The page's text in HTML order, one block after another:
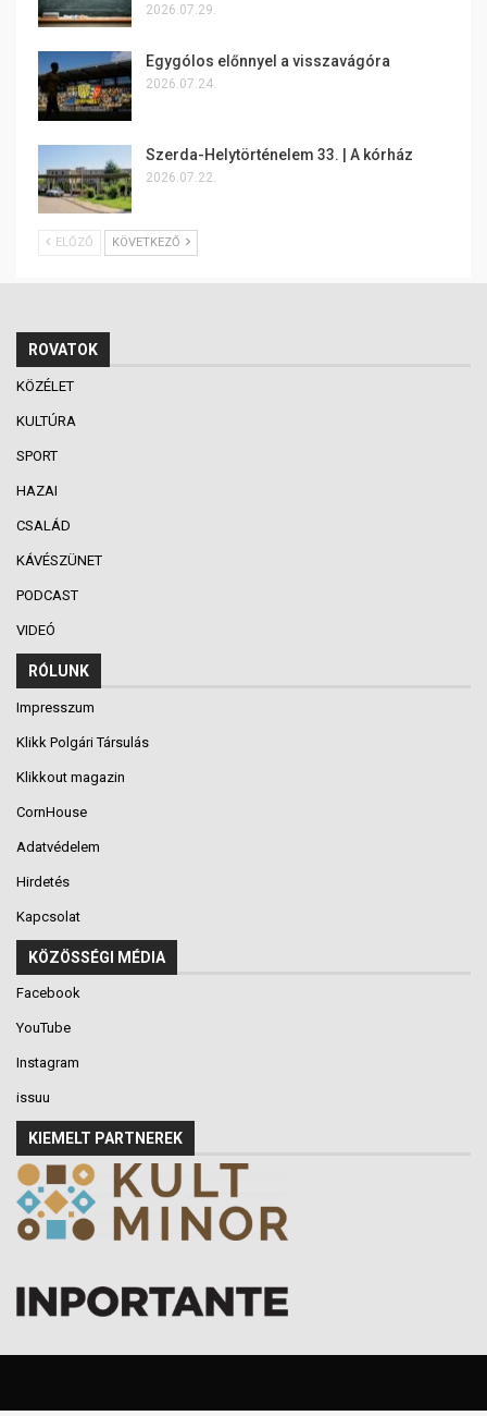
2026.07.29.
Egygólos előnnyel a visszavágóra
2026.07.24.
Szerda-Helytörténelem 33. | A kórház
2026.07.22.
ELŐZŐ KÖVETKEZŐ
ROVATOK
KÖZÉLET
KULTÚRA
SPORT
HAZAI
CSALÁD
KÁVÉSZÜNET
PODCAST
VIDEÓ
RÓLUNK
Impresszum
Klikk Polgári Társulás
Klikkout magazin
CornHouse
Adatvédelem
Hirdetés
Kapcsolat
KÖZÖSSÉGI MÉDIA
Facebook
YouTube
Instagram
issuu
KIEMELT PARTNEREK